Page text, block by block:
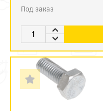
Под заказ